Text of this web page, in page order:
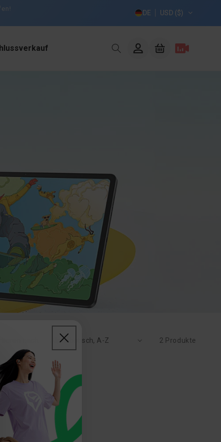
DE USD ($)
EinloggenWarenkorb
2 Produkte